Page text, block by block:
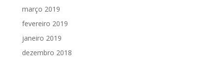
março 2019
fevereiro 2019
janeiro 2019
dezembro 2018